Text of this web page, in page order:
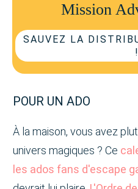
Mission
SAUVEZ LA
!
POUR UN ADO
À la maison, vous avez
univers magiques ? Ce
les ados fans d'escape